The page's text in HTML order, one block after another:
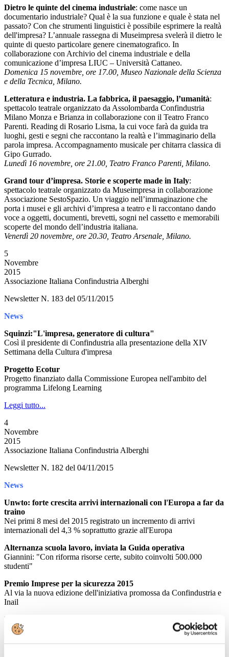
Dietro le quinte del cinema industriale: come nasce un
documentario industriale? Qual è la sua funzione e quale è stata nel
passato? Con che strumenti linguistici è possibile esprimere la realtà
dell'impresa? L’annuale rassegna di Museimpresa svelerà il dietro le
quinte di questo particolare genere cinematografico. In
collaborazione con Archivio del cinema industriale e della
comunicazione d’impresa LIUC – Università Cattaneo.
Domenica 15 novembre, ore 17.00, Museo Nazionale della Scienza
e della Tecnica, Milano.
Letteratura e industria. La fabbrica, il paesaggio, l’umanità:
spettacolo teatrale organizzato da Assolombarda Confindustria
Milano Monza e Brianza in collaborazione con il Teatro Franco
Parenti. Reading di Rosario Lisma, la cui voce farà da guida tra
luoghi, gesti e segni che raccontano la realtà e l’immaginario della
parola impresa. Accompagnamento musicale per chitarra classica di
Gipo Gurrado.
Lunedì 16 novembre, ore 21.00, Teatro Franco Parenti, Milano.
Grand tour d’impresa. Storie e scoperte made in Italy:
spettacolo teatrale organizzato da Museimpresa in collaborazione
Associazione SestoSpazio. Un viaggio nell’immaginazione che
porta i musei e gli archivi d’impresa a teatro e li raccontano dando
voce a oggetti, documenti, brevetti, sogni nel cassetto e memorabili
scoperte del mondo dell’industria italiana.
Venerdì 20 novembre, ore 20.30, Teatro Arsenale, Milano.
5
Novembre
2015
Associazione Italiana Confindustria Alberghi
Newsletter N. 183 del 05/11/2015
News
Squinzi:"L'impresa, generatore di cultura"
Così il presidente di Confindustria alla presentazione della XIV
Settimana della Cultura d'impresa
Progetto Ecotur
Progetto finanziato dalla Commissione Europea nell'ambito del
programma Lifelong Learning
Leggi tutto...
4
Novembre
2015
Associazione Italiana Confindustria Alberghi
Newsletter N. 182 del 04/11/2015
News
Unwto: forte crescita arrivi internazionali con l'Europa a far da
traino
Nei primi 8 mesi del 2015 registrato un incremento di arrivi
internazionali del 4,3 % soprattutto grazie all'Europa
Alternanza scuola lavoro, inviata la Guida operativa
Giannini: "Con riforma risorse certe, subito coinvolti 500.000
studenti"
Premio Imprese per la sicurezza 2015
Al via la nuova edizione dell'iniziativa promossa da Confindustria e
Inail
Leggi tutto...